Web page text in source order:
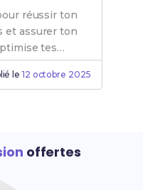
réussir ton
et assurer ton
tes
Physique
le 12 octobre 2025
offertes